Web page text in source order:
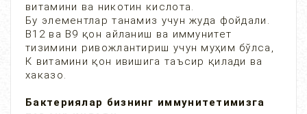
витамини ва никотин кислота.
Бу элементлар танамиз учун жуда фойдали.
В12 ва В9 қон айланиш ва иммунитет
тизимини ривожлантириш учун муҳим бўлса,
К витамини қон ивишига таъсир қилади ва
хаказо.
Бактериялар бизнинг иммунитетимизга